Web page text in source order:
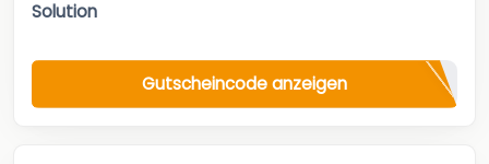
Solution
Gutscheincode anzeigen